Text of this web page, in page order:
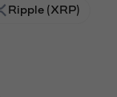
Ripple (XRP)